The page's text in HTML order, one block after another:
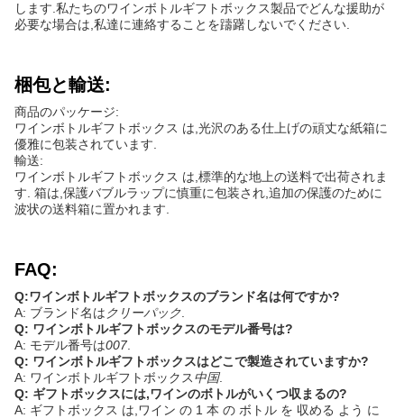
します.私たちのワインボトルギフトボックス製品でどんな援助が
必要な場合は,私達に連絡することを躊躇しないでください.
梱包と輸送:
商品のパッケージ:
ワインボトルギフトボックス は,光沢のある仕上げの頑丈な紙箱に
優雅に包装されています.
輸送:
ワインボトルギフトボックス は,標準的な地上の送料で出荷されま
す. 箱は,保護バブルラップに慎重に包装され,追加の保護のために
波状の送料箱に置かれます.
FAQ:
Q:ワインボトルギフトボックスのブランド名は何ですか?
A: ブランド名は クリーパック
Q: ワインボトルギフトボックスのモデル番号は?
A: モデル番号は007.
Q: ワインボトルギフトボックスはどこで製造されていますか?
A: ワインボトルギフトボックス中国.
Q: ギフトボックスには,ワインのボトルがいくつ収まるの?
A: ギフトボックス は,ワイン の 1 本 の ボトル を 収める よう に